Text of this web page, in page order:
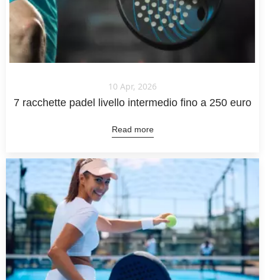
10 Apr, 2026
7 racchette padel livello intermedio fino a 250 euro
Read more